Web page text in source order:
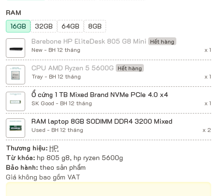
RAM
16GB
32GB 64GB
8GB
Barebone HP EliteDesk 805 G8 Mini Hết hàng
New - BH 12 tháng
x 1
CPU AMD Ryzen 5 5600G Hết hàng
Tray - BH 12 tháng
x 1
Ổ cứng 1 TB Mixed Brand NVMe PCIe 4.0 x4
SK Good - BH 12 tháng x 1
RAM laptop 8GB SODIMM DDR4 3200 Mixed
Used - BH 12 tháng x 2
Thương hiệu: HP
Từ khóa: hp 805 g8, hp ryzen 5600g
Bảo hành: theo sản phẩm
Giá không bao gồm VAT